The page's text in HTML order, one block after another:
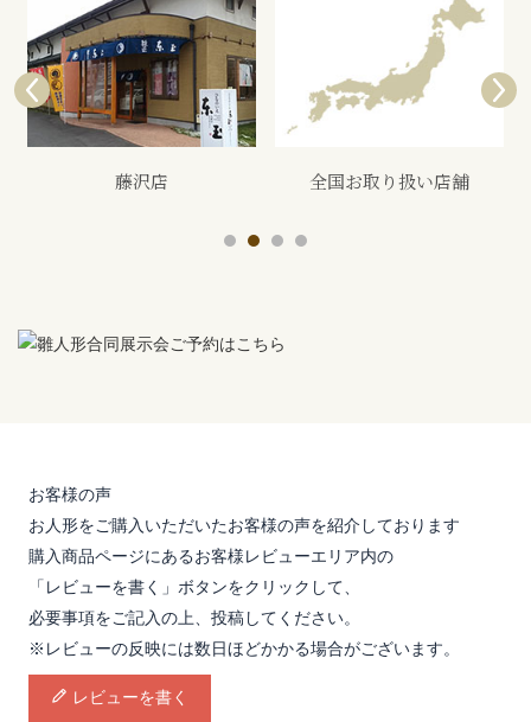
全国お取り扱い店舗 展示会
お客様の声
お人形をご購入いただいたお客様の声を紹介しております
購入商品ページにあるお客様レビューエリア内の
「レビューを書く」ボタンをクリックして、
必要事項をご記入の上、投稿してください。
※レビューの反映には数日ほどかかる場合がございます。
レビューを書く